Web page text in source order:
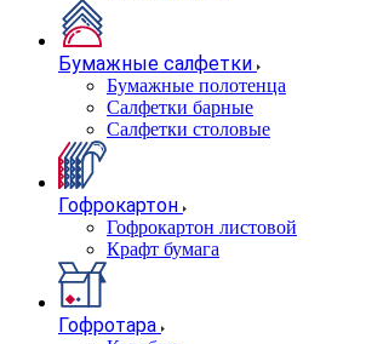
Бумажные салфетки
Бумажные полотенца
Салфетки барные
Салфетки столовые
Гофрокартон
Гофрокартон листовой
Крафт бумага
Гофротара